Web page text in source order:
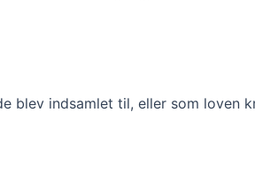
blev indsamlet til, eller som loven